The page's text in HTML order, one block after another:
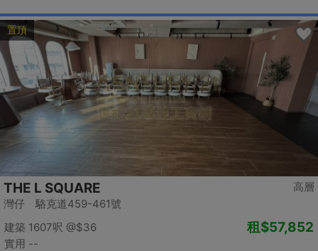
置頂
高層
THE L SQUARE
灣仔 駱克道459-461號
建築 1607呎 @$36
實用 --
租$57,852